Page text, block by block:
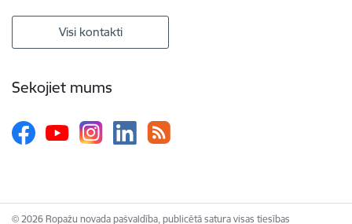
Visi kontakti
Sekojiet mums
© 2026 Ropažu novada pašvaldība, publicētā satura visas tiesības